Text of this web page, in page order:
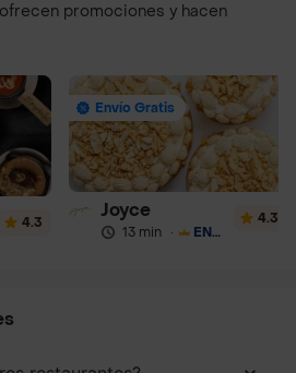
promociones y hacen
4.3
Envío Gratis
Joyce
13 min · ENVÍO GRATIS
4.3